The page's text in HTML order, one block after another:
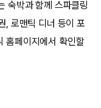
숙박과 함께 스파클링
, 로맨틱 디너 등이 포
홈페이지에서 확인할